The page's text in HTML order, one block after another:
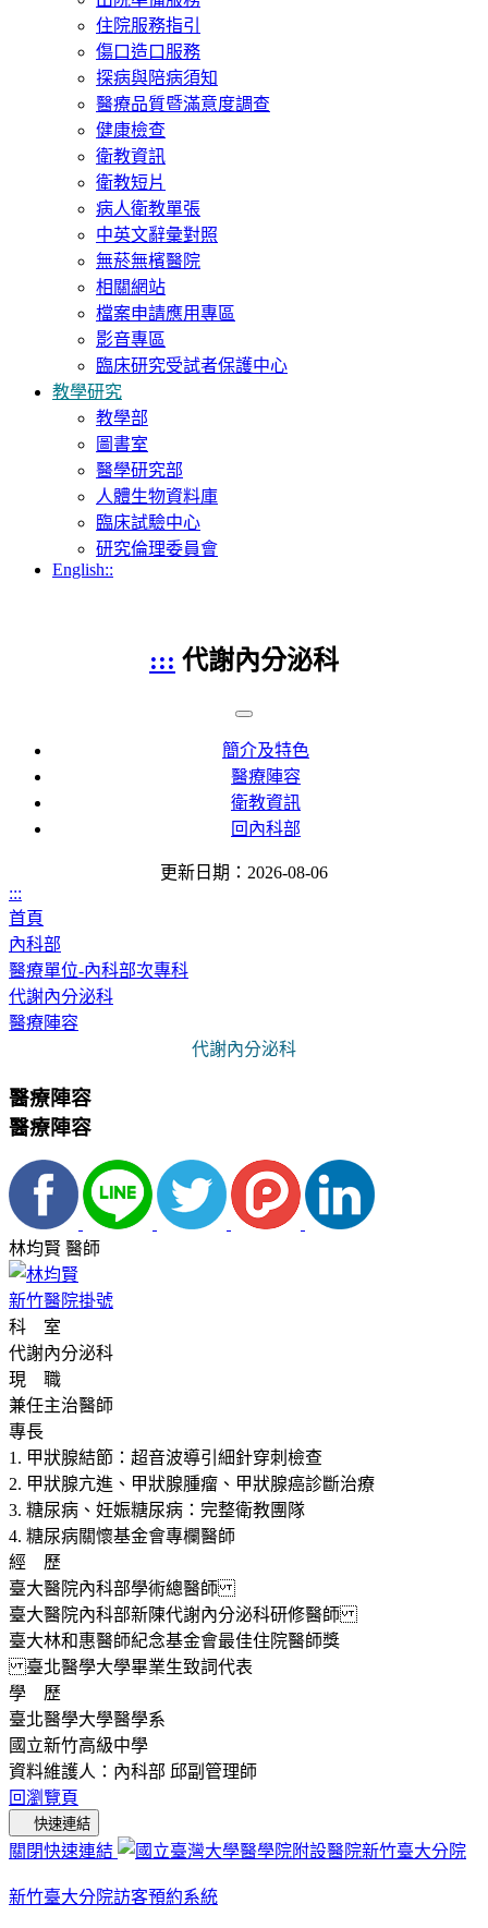
住院服務指引
傷口造口服務
探病與陪病須知
醫療品質暨滿意度調查
健康檢查
衛教資訊
衛教短片
病人衛教單張
中英文辭彙對照
無菸無檳醫院
相關網站
檔案申請應用專區
影音專區
臨床研究受試者保護中心
教學研究
教學部
圖書室
醫學研究部
人體生物資料庫
臨床試驗中心
研究倫理委員會
English::
::: 代謝內分泌科
簡介及特色
醫療陣容
衛教資訊
回內科部
更新日期：2026-08-06
:::
首頁
內科部
醫療單位-內科部次專科
代謝內分泌科
醫療陣容
代謝內分泌科
醫療陣容
醫療陣容
林均賢 醫師
新竹醫院掛號
科 室
代謝內分泌科
現 職
兼任主治醫師
專長
1. 甲狀腺結節：超音波導引細針穿刺檢查
2. 甲狀腺亢進、甲狀腺腫瘤、甲狀腺癌診斷治療
3. 糖尿病、妊娠糖尿病：完整衛教團隊
4. 糖尿病關懷基金會專欄醫師
經 歷
臺大醫院內科部學術總醫師
臺大醫院內科部新陳代謝內分泌科研修醫師
臺大林和惠醫師紀念基金會最佳住院醫師獎
臺北醫學大學畢業生致詞代表
學 歷
臺北醫學大學醫學系
國立新竹高級中學
資料維護人：內科部 邱副管理師
回瀏覽頁
快速連結
關閉快速連結
新竹臺大分院訪客預約系統